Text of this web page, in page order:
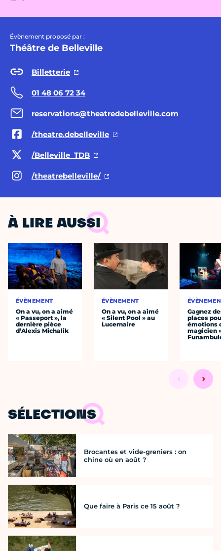
Évènement proposé par :
Théâtre de Belleville
Billetterie
01 48 06 72 34
reservations@theatredebelleville.com
/theatre.debelleville
/Belleville_TDB
/theatrebelleville/
À LIRE AUSSI
ÉVÈNEMENT
On a vu, on a aimé
« Passeport », la
dernière pièce
d’Alexis Michalik
ÉVÈNEMENT
On a vu, on a aimé
« Silent Pool » au
Lucernaire
Gagnez
places
émotions
magicien
SÉLECTIONS
Brocantes et vide-greniers : on
chine où en août ?
Que faire à Paris ce 15 août ?